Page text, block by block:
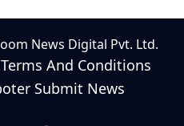
News Digital Pvt. Ltd.
Terms And Conditions
Submit News